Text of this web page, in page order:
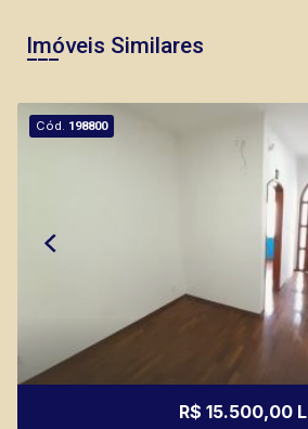
Imóveis Similares
Cód. 198800
R$ 15.500,00 L